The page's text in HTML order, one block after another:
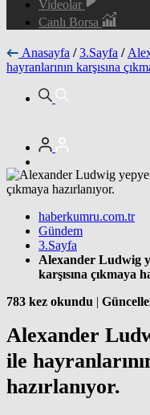
Videolar
Canlı Borsa
Anasayfa / 3.Sayfa /
hayranlarının karşısına
haberkumru.com.tr
Gündem
3.Sayfa
Alexander Ludwig
karşısına çıkmaya
783 kez okundu |
Alexander
ile
hazırlanıyor.